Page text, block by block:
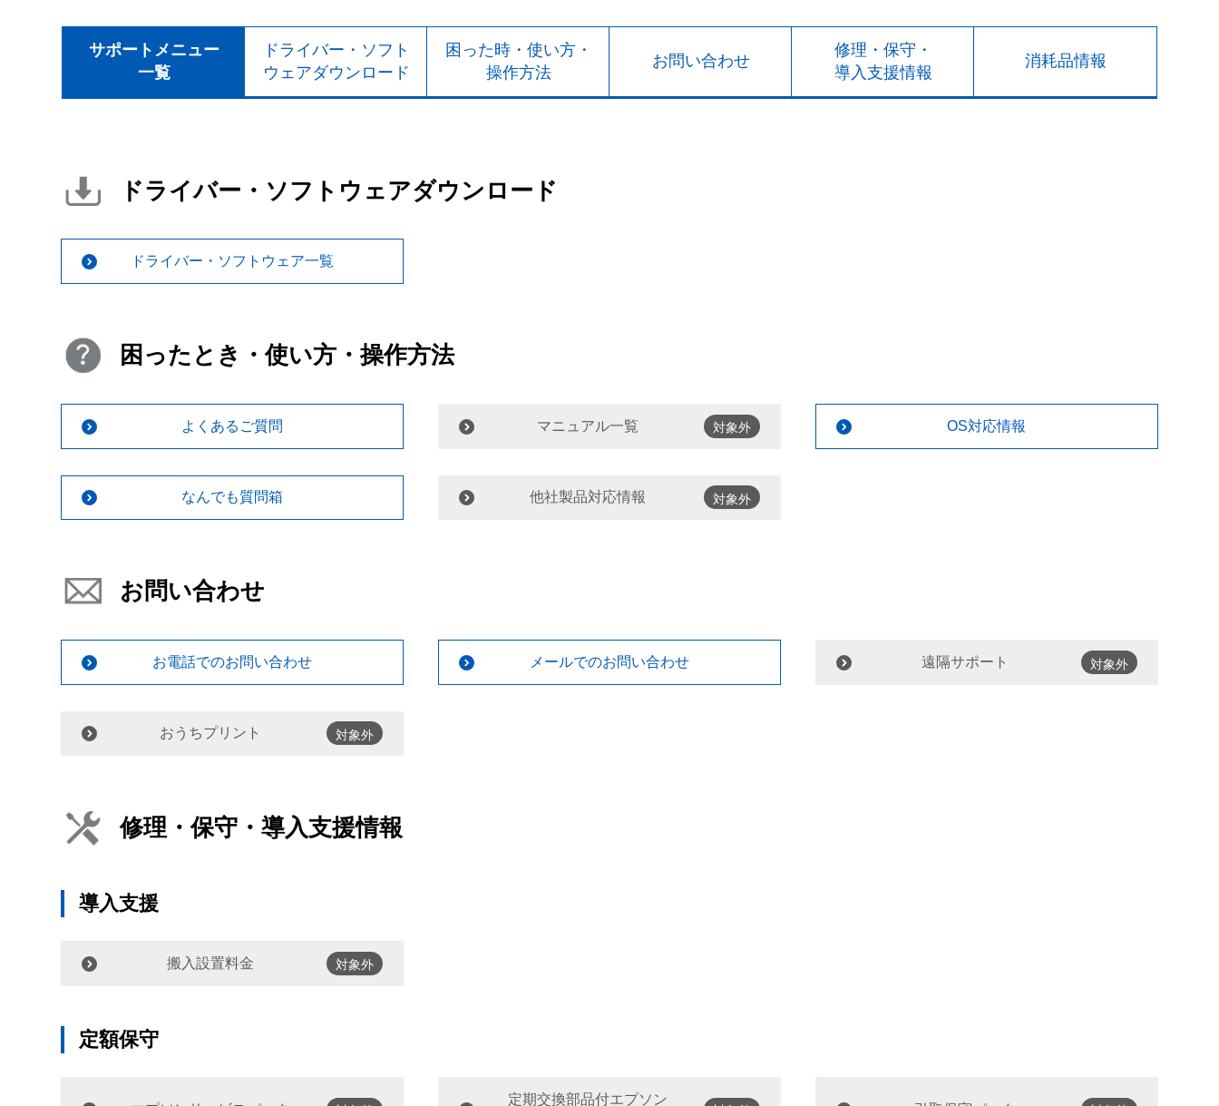
サポートメニュー
一覧
ドライバー・ソフト
ウェアダウンロード
困った時・使い方・
操作方法
お問い合わせ
修理・保守・
導入支援情報
消耗品情報
ドライバー・ソフトウェアダウンロード
ドライバー・ソフトウェア一覧
困ったとき・使い方・操作方法
よくあるご質問 マニュアル一覧 対象外 OS対応情報
なんでも質問箱 他社製品対応情報 対象外
お問い合わせ
お電話でのお問い合わせ メールでのお問い合わせ 遠隔サポート 対象外
おうちプリント 対象外
修理・保守・導入支援情報
導入支援
搬入設置料金 対象外
定額保守
定期交換部品付エプソン